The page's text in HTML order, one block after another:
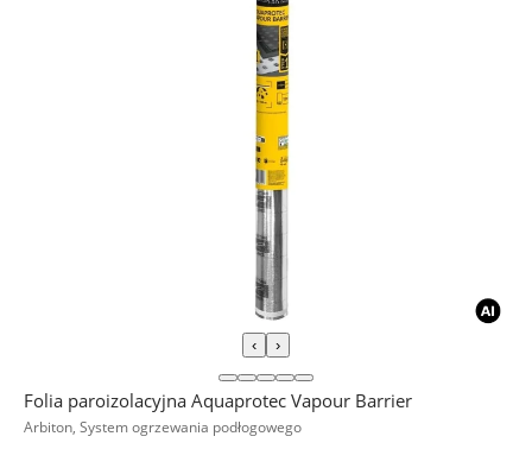
‹ ›
Folia paroizolacyjna Aquaprotec Vapour Barrier
Arbiton, System ogrzewania podłogowego